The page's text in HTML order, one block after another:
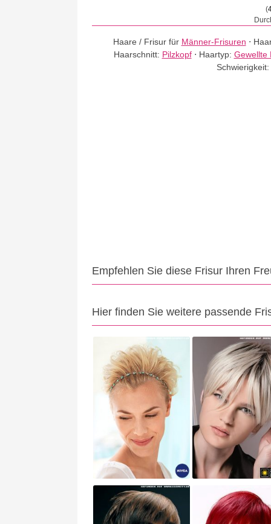
(
Haare / Frisur für Männer-Frisuren ⋅
Haarschnitt: Pilzkopf⋅ Haartyp: Gewellte
Schwierigkeit:
Empfehlen Sie diese Frisur Ihren
Hier finden Sie weitere passende